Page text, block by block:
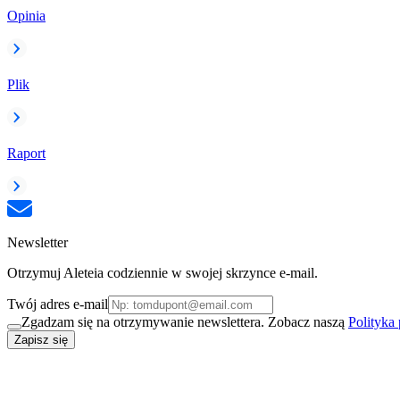
Opinia
Plik
Raport
Newsletter
Otrzymuj Aleteia codziennie w swojej skrzynce e-mail.
Twój adres e-mail
Zgadzam się na otrzymywanie newslettera. Zobacz naszą Polityka
Zapisz się